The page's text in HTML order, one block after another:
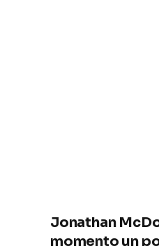
Jonathan
momento un